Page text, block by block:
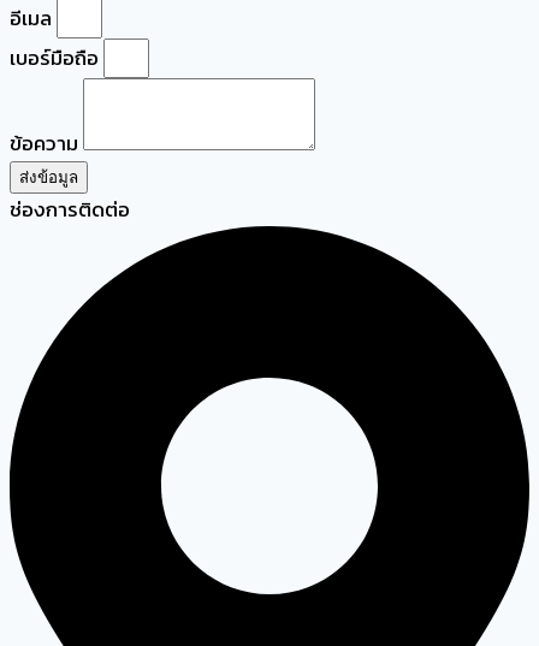
อีเมล
เบอร์มือถือ
ข้อความ
ส่งข้อมูล
ช่องการติดต่อ